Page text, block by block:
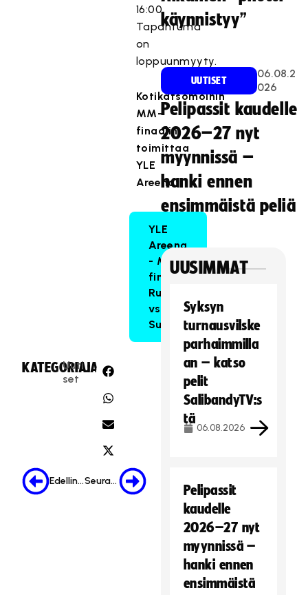
16:00.
Tapahtuma
on
loppuunmyyty.
Kotikatsomoihin
MM-
finaalin
toimittaa
YLE
Areena:
YLE
Areena
- MM-
finaali:
Ruotsi
vs.
Suomi
KATEGORIA:
Uuti
set
JAA:
Edellinen Seuraava
käynnistyy”
UUTISET
06.08.2
026
Pelipassit kaudelle
2026–27 nyt
myynnissä –
hanki ennen
ensimmäistä peliä
UUSIMMAT
Syksyn
turnausvilske
parhaimmilla
an – katso
pelit
SalibandyTV:s
tä
06.08.2026
Pelipassit
kaudelle
2026–27 nyt
myynnissä –
hanki ennen
ensimmäistä